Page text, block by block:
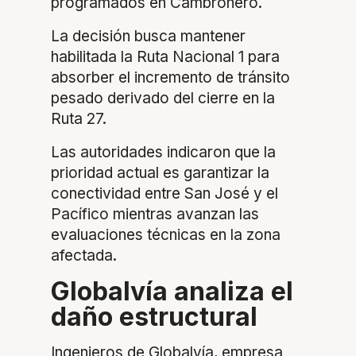
La decisión busca mantener
habilitada la Ruta Nacional 1 para
absorber el incremento de tránsito
pesado derivado del cierre en la
Ruta 27.
Las autoridades indicaron que la
prioridad actual es garantizar la
conectividad entre San José y el
Pacífico mientras avanzan las
evaluaciones técnicas en la zona
afectada.
Globalvía analiza el
daño estructural